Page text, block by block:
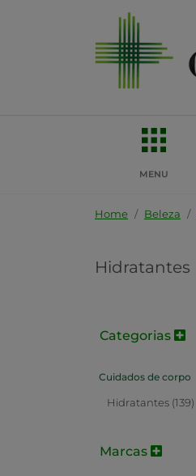
MENU
Home Beleza
Hidratantes
Categorias
Cuidados de corpo
Hidratantes (139)
Marcas